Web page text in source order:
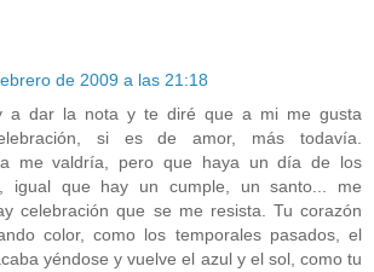
de 2009 a las 21:18
a dar la nota y te diré que a mi me gusta
si es de amor, más todavía.
me valdría, pero que haya un día de los
igual que hay un cumple, un santo... me
celebración que se me resista. Tu corazón
color, como los temporales pasados, el
yéndose y vuelve el azul y el sol, como tu